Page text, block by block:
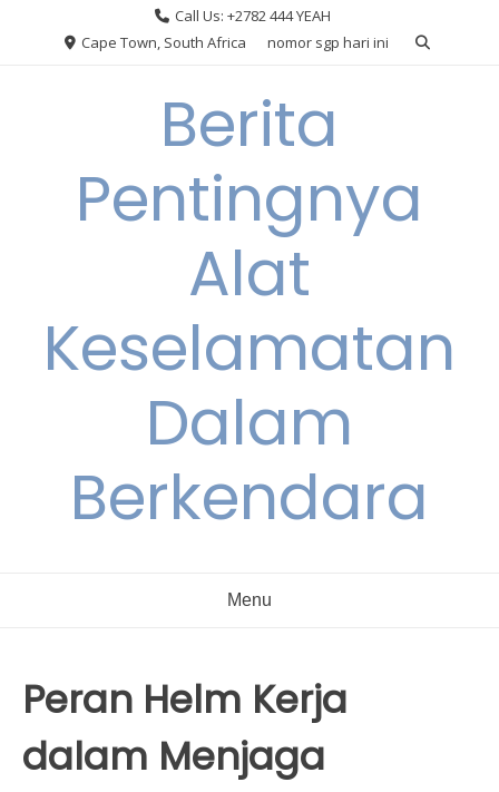
Call Us: +2782 444 YEAH
Cape Town, South Africa
nomor sgp hari ini
Berita
Pentingnya
Alat
Keselamatan
Dalam
Berkendara
Menu
Peran Helm Kerja
dalam Menjaga